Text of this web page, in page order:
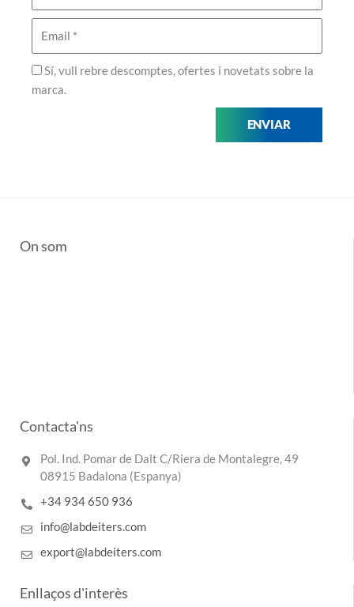
Privadesa
Sí, vull rebre descomptes, ofertes i novetats sobre la
marca.
ENVIAR
On som
Contacta'ns
Pol. Ind. Pomar de Dalt C/Riera de Montalegre, 49
08915 Badalona (Espanya)
+34 934 650 936
info@labdeiters.com
export@labdeiters.com
Enllaços d'interès